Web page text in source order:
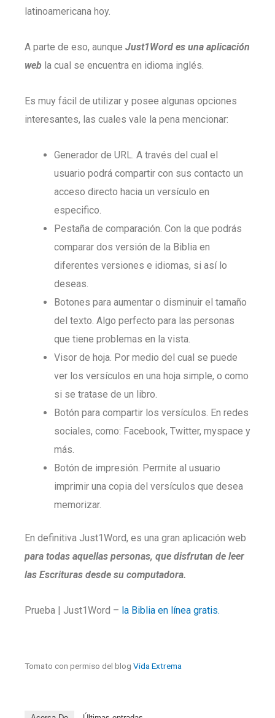
latinoamericana hoy.
A parte de eso, aunque Just1Word es una aplicación
web la cual se encuentra en idioma inglés.
Es muy fácil de utilizar y posee algunas opciones
interesantes, las cuales vale la pena mencionar:
Generador de URL. A través del cual el
usuario podrá compartir con sus contacto un
acceso directo hacia un versículo en
especifico.
Pestaña de comparación. Con la que podrás
comparar dos versión de la Biblia en
diferentes versiones e idiomas, si así lo
deseas.
Botones para aumentar o disminuir el tamaño
del texto. Algo perfecto para las personas
que tiene problemas en la vista.
Visor de hoja. Por medio del cual se puede
ver los versículos en una hoja simple, o como
si se tratase de un libro.
Botón para compartir los versículos. En redes
sociales, como: Facebook, Twitter, myspace y
más.
Botón de impresión. Permite al usuario
imprimir una copia del versículos que desea
memorizar.
En definitiva Just1Word, es una gran aplicación web
para todas aquellas personas, que disfrutan de leer
las Escrituras desde su computadora.
Prueba | Just1Word – la Biblia en línea gratis.
Tomato con permiso del blog Vida Extrema